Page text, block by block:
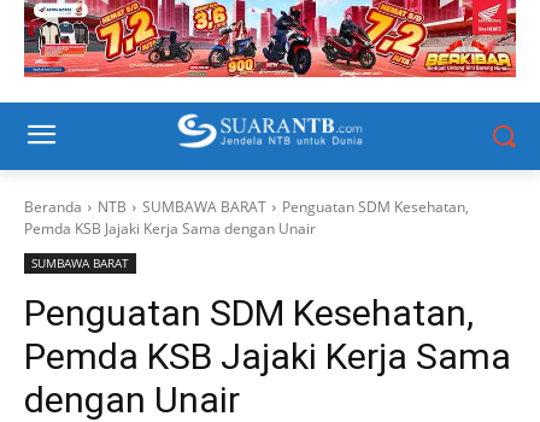
Beranda NTB SUMBAWA BARAT
Penguatan SDM Kesehatan,
Pemda KSB Jajaki Kerja Sama dengan Unair
SUMBAWA BARAT
Penguatan SDM Kesehatan,
Pemda KSB Jajaki Kerja Sama
dengan Unair